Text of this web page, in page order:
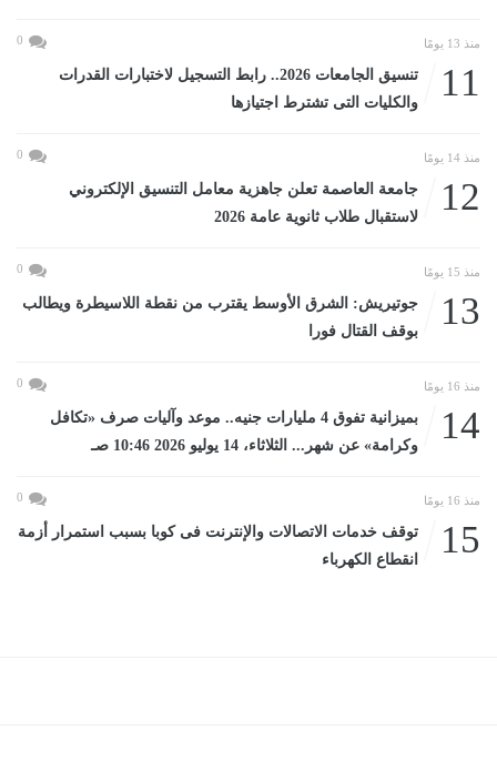
منذ 13 يومًا 0
11
تنسيق الجامعات 2026.. رابط التسجيل لاختبارات القدرات
والكليات التى تشترط اجتيازها
منذ 14 يومًا 0
12
جامعة العاصمة تعلن جاهزية معامل التنسيق الإلكتروني
لاستقبال طلاب ثانوية عامة 2026
منذ 15 يومًا 0
13
جوتيريش: الشرق الأوسط يقترب من نقطة اللاسيطرة ويطالب
بوقف القتال فورا
منذ 16 يومًا 0
14
بميزانية تفوق 4 مليارات جنيه.. موعد وآليات صرف «تكافل
وكرامة» عن شهر... الثلاثاء، 14 يوليو 2026 10:46 صـ
منذ 16 يومًا 0
15
توقف خدمات الاتصالات والإنترنت فى كوبا بسبب استمرار أزمة
انقطاع الكهرباء